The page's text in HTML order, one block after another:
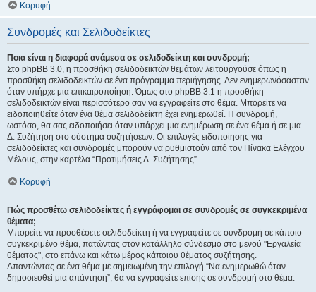
Κορυφή
Συνδρομές και Σελιδοδείκτες
Ποια είναι η διαφορά ανάμεσα σε σελιδοδείκτη και συνδρομή;
Στο phpBB 3.0, η προσθήκη σελιδοδεικτών θεμάτων λειτουργούσε όπως η
προσθήκη σελιδοδεικτών σε ένα πρόγραμμα περιήγησης. Δεν ενημερωνόσασταν
όταν υπήρχε μια επικαιροποίηση. Όμως στο phpBB 3.1 η προσθήκη
σελιδοδεικτών είναι περισσότερο σαν να εγγραφείτε στο θέμα. Μπορείτε να
ειδοποιηθείτε όταν ένα θέμα σελιδοδείκτη έχει ενημερωθεί. Η συνδρομή,
ωστόσο, θα σας ειδοποιήσει όταν υπάρχει μια ενημέρωση σε ένα θέμα ή σε μια
Δ. Συζήτηση στο σύστημα συζητήσεων. Οι επιλογές ειδοποίησης για
σελιδοδείκτες και συνδρομές μπορούν να ρυθμιστούν από τον Πίνακα Ελέγχου
Μέλους, στην καρτέλα “Προτιμήσεις Δ. Συζήτησης”.
Κορυφή
Πώς προσθέτω σελιδοδείκτες ή εγγράφομαι σε συνδρομές σε συγκεκριμένα
θέματα;
Μπορείτε να προσθέσετε σελιδοδείκτη ή να εγγραφείτε σε συνδρομή σε κάποιο
συγκεκριμένο θέμα, πατώντας στον κατάλληλο σύνδεσμο στο μενού "Εργαλεία
θέματος", στο επάνω και κάτω μέρος κάποιου θέματος συζήτησης.
Απαντώντας σε ένα θέμα με σημειωμένη την επιλογή “Να ενημερωθώ όταν
δημοσιευθεί μια απάντηση”, θα να εγγραφείτε επίσης σε συνδρομή στο θέμα.